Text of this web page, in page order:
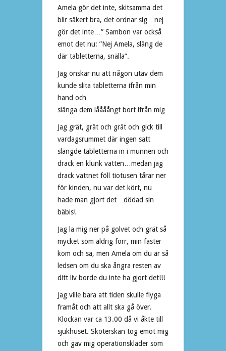
Amela gör det inte, skitsamma det
blir säkert bra, det ordnar sig…nej
gör det inte…” Sambon var också
emot det nu: ”Nej Amela, släng de
där tabletterna, snälla”.
Jag önskar nu att någon utav dem
kunde slita tabletterna ifrån min
hand och
slänga dem låååångt bort ifrån mig
Jag grät, grät och grät och gick till
vardagsrummet där ingen satt
slängde tabletterna in i munnen och
drack en klunk vatten…medan jag
drack vattnet föll tiotusen tårar ner
för kinden, nu var det kört, nu
hade man gjort det…dödad sin
bäbis!
Jag la mig ner på golvet och grät så
mycket som aldrig förr, min faster
kom och sa, men Amela om du är så
ledsen om du ska ångra resten av
ditt liv borde du inte ha gjort det!!!
Jag ville bara att tiden skulle flyga
framåt och att allt ska gå över.
Klockan var ca 13.00 då vi åkte till
sjukhuset. Sköterskan tog emot mig
och gav mig operationskläder som